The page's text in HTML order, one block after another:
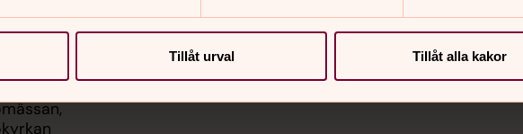
Tillåt urval Tillåt alla kakor